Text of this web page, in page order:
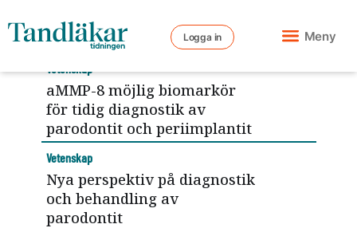
Logga in Meny
aMMP-8 möjlig biomarkör
för tidig diagnostik av
parodontit och periimplantit
Vetenskap
Nya perspektiv på diagnostik
och behandling av
parodontit
Vetenskap